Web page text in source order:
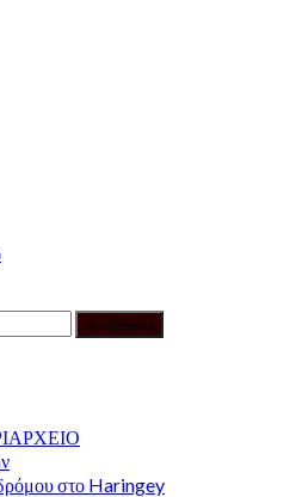
στο Haringey